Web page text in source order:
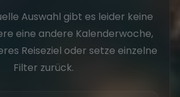
Auswahl gibt es leider keine
eine andere Kalenderwoche,
Reiseziel oder setze einzelne
Filter zurück.